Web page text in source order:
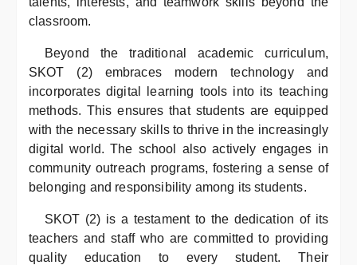
classroom.
Beyond the traditional academic curriculum,
SKOT (2) embraces modern technology and
incorporates digital learning tools into its teaching
methods. This ensures that students are equipped
with the necessary skills to thrive in the increasingly
digital world. The school also actively engages in
community outreach programs, fostering a sense of
belonging and responsibility among its students.
SKOT (2) is a testament to the dedication of its
teachers and staff who are committed to providing
quality education to every student. Their